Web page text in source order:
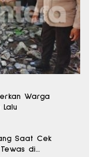
Warga
Saat Cek
Tewas di